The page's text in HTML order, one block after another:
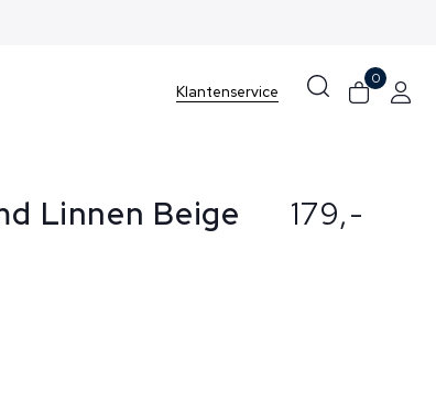
Klantenservice
0
Linnen Beige 179,-